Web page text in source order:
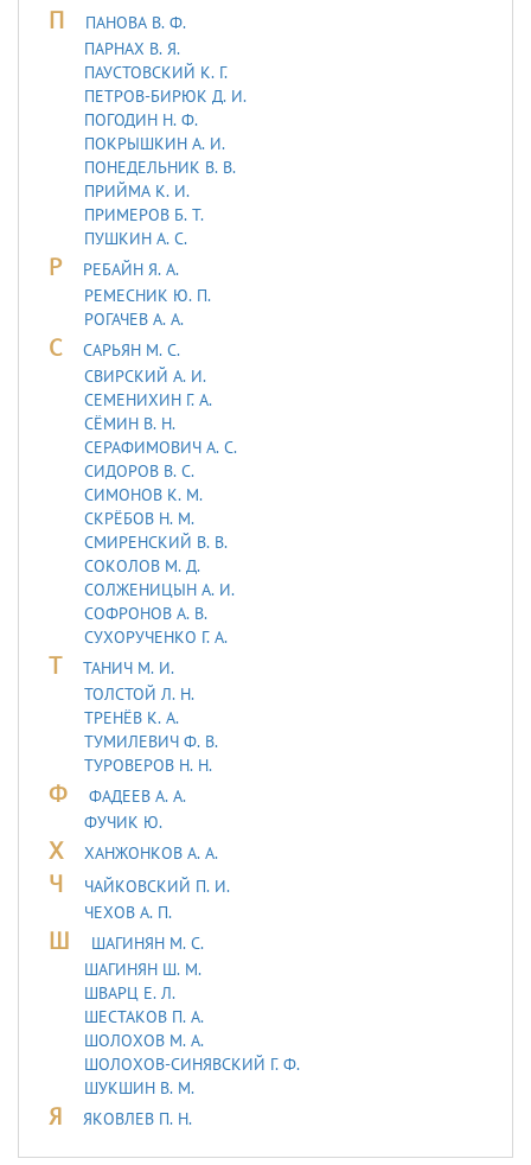
П
ПАНОВА В. Ф.
ПАРНАХ В. Я.
ПАУСТОВСКИЙ К. Г.
ПЕТРОВ-БИРЮК Д. И.
ПОГОДИН Н. Ф.
ПОКРЫШКИН А. И.
ПОНЕДЕЛЬНИК В. В.
ПРИЙМА К. И.
ПРИМЕРОВ Б. Т.
ПУШКИН А. С.
Р
РЕБАЙН Я. А.
РЕМЕСНИК Ю. П.
РОГАЧЕВ А. А.
С
САРЬЯH М. С.
СВИРСКИЙ А. И.
СЕМЕНИХИН Г. А.
СЁМИН В. Н.
СЕРАФИМОВИЧ А. С.
СИДОРОВ В. С.
СИМОНОВ К. М.
СКРЁБОВ Н. М.
СМИРЕНСКИЙ В. В.
СОКОЛОВ М. Д.
СОЛЖЕНИЦЫН А. И.
СОФРОНОВ А. В.
СУХОРУЧЕНКО Г. А.
Т
ТАHИЧ М. И.
ТОЛСТОЙ Л. Н.
ТРЕНЁВ К. А.
ТУМИЛЕВИЧ Ф. В.
ТУРОВЕРОВ Н. Н.
Ф
ФАДЕЕВ А. А.
ФУЧИК Ю.
Х ХАНЖОНКОВ А. А.
Ч
ЧАЙКОВСКИЙ П. И.
ЧЕХОВ А. П.
Ш
ШАГИНЯН М. С.
ШАГИНЯН Ш. М.
ШВАРЦ Е. Л.
ШЕСТАКОВ П. А.
ШОЛОХОВ М. А.
ШОЛОХОВ-СИНЯВСКИЙ Г. Ф.
ШУКШИН В. М.
Я ЯКОВЛЕВ П. Н.